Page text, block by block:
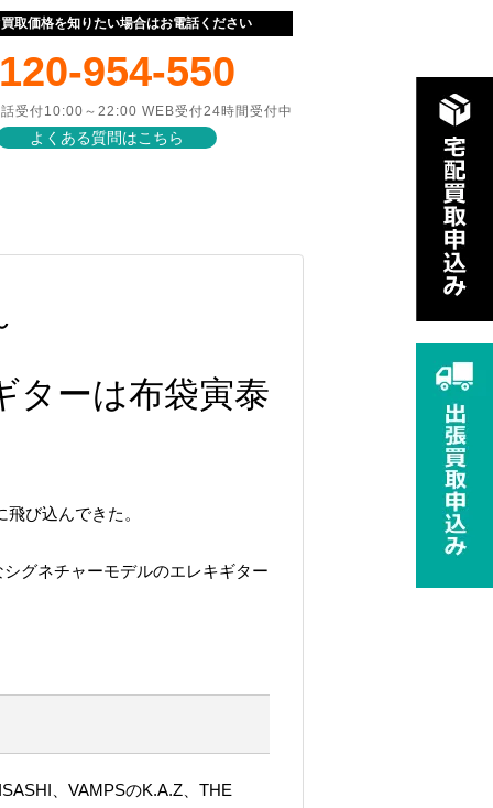
取価格を知りたい場合はお電話ください
954-550
受付10:00～22:00 WEB受付24時間受付中
よくある質問はこちら
ターは布袋寅泰
び込んできた。
グネチャーモデルのエレキギター
、VAMPSのK.A.Z、THE